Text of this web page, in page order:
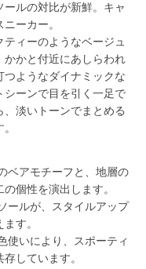
ルの対比が新鮮。キャ
ーカー。
ィーのようなベージュ
かかと付近にあしらわれ
ようなダイナミックな
シーンで目を引く一足で
淡いトーンでまとめる
ベアモチーフと、地層の
個性を演出します。
ールが、スタイルアップ
す。
使いにより、スポーティ
しています。